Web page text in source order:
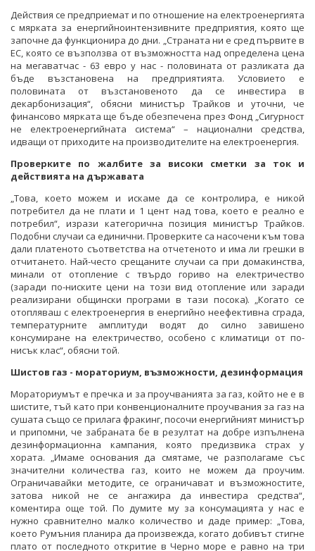
Действия се предприемат и по отношение на електроенергията
с мярката за енергийноинтензивните предприятия, която ще
започне да функционира до дни. „Страната ни е сред първите в
ЕС, която се възползва от възможността над определена цена
на мегаватчас - 63 евро у нас - половината от разликата да
бъде възстановена на предприятията. Условието е
половината от възстановеното да се инвестира в
декарбонизация“, обясни министър Трайков и уточни, че
финансово мярката ще бъде обезпечена през Фонд „Сигурност
не електроенергийната система“ – национални средства,
идващи от приходите на производителите на електроенергия.
Проверките по жалбите за високи сметки за ток
и
действията на държавата
„Това, което можем и искаме да се контролира, е никой
потребител да не плати и 1 цент над това, което е реално е
потребил“, изрази категорична позиция министър Трайков.
Подобни случаи са единични. Проверките са насочени към това
дали платеното съответства на отчетеното и има ли грешки в
отчитането. Най-често срещаните случаи са при домакинства,
минали от отопление с твърдо гориво на електричество
(заради по-ниските цени на този вид отопление или заради
реализирани общински програми в тази посока). „Когато се
отопляваш с електроенергия в енергийно неефективна сграда,
температурните амплитуди водят до силно завишено
консумиране на електричество, особено с климатици от по-
нисък клас“, обясни той.
Шистов газ - мораториум, възможности, дезинформация
Мораториумът е пречка и за проучванията за газ, който не е в
шистите, тъй като при конвенционалните проучвания за газ на
сушата също се прилага фракинг, посочи енергийният министър
и припомни, че забраната бе в резултат на добре изпълнена
дезинформационна кампания, която предизвика страх у
хората. „Имаме основания да смятаме, че разполагаме със
значителни количества газ, които не можем да проучим.
Ограничавайки методите, се ограничават и възможностите,
затова никой не се ангажира да инвестира средства“,
коментира още той. По думите му за консумацията у нас е
нужно сравнително малко количество и даде пример: „Това,
което Румъния планира да произвежда, когато добивът стигне
плато от последното откритие в Черно море е равно на три